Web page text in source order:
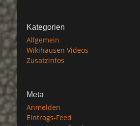
Kategorien
Allgemein
Wikihausen Videos
Zusatzinfos
Meta
Anmelden
Eintrags-Feed